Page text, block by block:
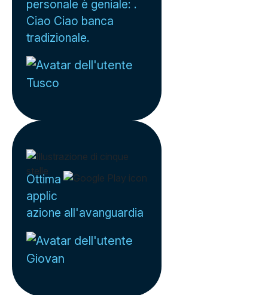
personale è geniale: .
Ciao Ciao banca
tradizionale.
Tusco
Ottima
applic
azione all'avanguardia
Giovan